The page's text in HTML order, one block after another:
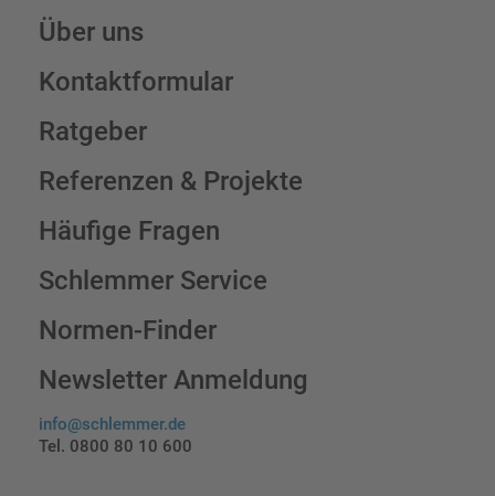
Über uns
Kontaktformular
Ratgeber
Referenzen & Projekte
Häufige Fragen
Schlemmer Service
Normen-Finder
Newsletter Anmeldung
info@schlemmer.de
Tel. 0800 80 10 600